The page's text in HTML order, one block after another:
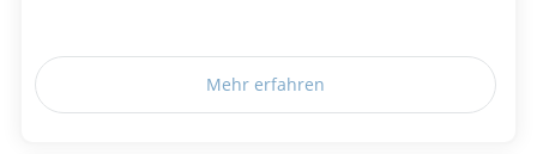
Mehr erfahren